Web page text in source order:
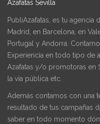
Azafatas Sevilla
PubliAzafatas, es tu agencia
Madrid, en Barcelona, en
Portugal y Andorra.
Experiencia en todo tipo de
Azafatas y/o promotoras en
la vía pública etc.
Además contamos con una
resultado de tus campañas
saber en todo momento